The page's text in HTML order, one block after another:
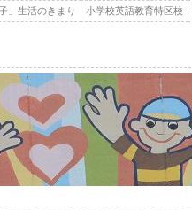
」生活のきまり 小学校英語教育特区校